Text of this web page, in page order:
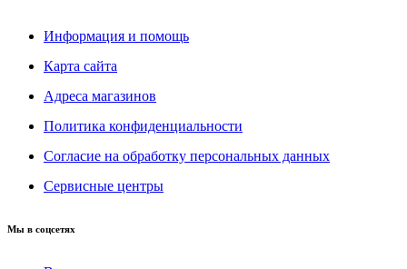
Информация и помощь
Карта сайта
Адреса магазинов
Политика конфиденциальности
Согласие на обработку персональных данных
Сервисные центры
Мы в соцсетях